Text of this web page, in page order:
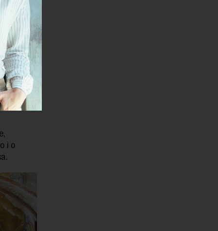
u
Vlasti
i o